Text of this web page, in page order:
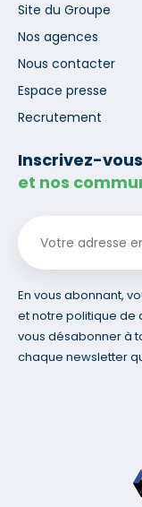
Site du Groupe
Nos agences
Nous contacter
Espace presse
Recrutement
Inscrivez-
et nos
En vous abonnant,
et notre politique de
vous désabonner à
chaque newsletter